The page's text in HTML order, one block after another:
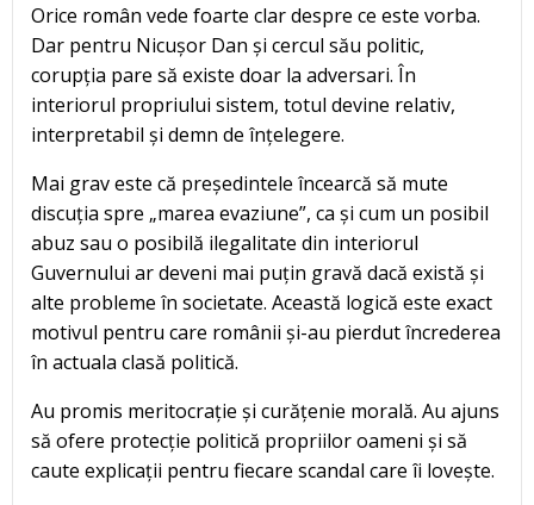
Orice român vede foarte clar despre ce este vorba.
Dar pentru Nicușor Dan și cercul său politic,
corupția pare să existe doar la adversari. În
interiorul propriului sistem, totul devine relativ,
interpretabil și demn de înțelegere.
Mai grav este că președintele încearcă să mute
discuția spre „marea evaziune”, ca și cum un posibil
abuz sau o posibilă ilegalitate din interiorul
Guvernului ar deveni mai puțin gravă dacă există și
alte probleme în societate. Această logică este exact
motivul pentru care românii și-au pierdut încrederea
în actuala clasă politică.
Au promis meritocrație și curățenie morală. Au ajuns
să ofere protecție politică propriilor oameni și să
caute explicații pentru fiecare scandal care îi lovește.